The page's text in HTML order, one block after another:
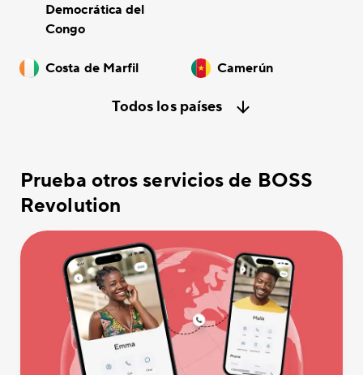
Democrática del
Congo
Costa de Marfil Camerún
Todos los países
Prueba otros servicios de BOSS
Revolution